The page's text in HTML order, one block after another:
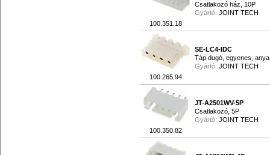
100.351.18
Csatlakozó ház, 10P
Gyártó: JOINT TECH
100.265.94
SE-LC4-IDC
Táp dugó, egyenes,
Gyártó: JOINT TECH
100.350.82
JT-A2501WV-5P
Csatlakozó, 5P
Gyártó: JOINT TECH